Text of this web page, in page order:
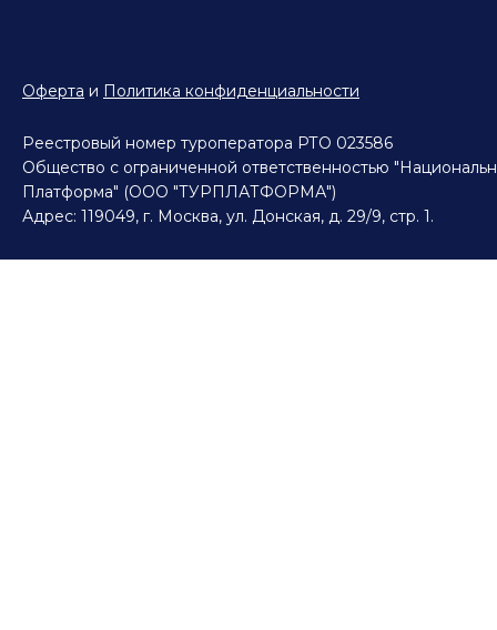
Оферта и Политика конфиденциальности
Реестровый номер туроператора РТО 023586
Общество с ограниченной ответственностью
Платформа" (ООО "ТУРПЛАТФОРМА")
Адрес: 119049, г. Москва, ул. Донская, д. 29/9, стр. 1.